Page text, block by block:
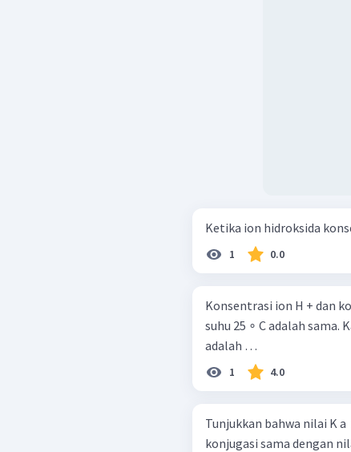
Ketika ion hidroksida
1 0.0
Konsentrasi ion H + dan
suhu 25 ∘ C adalah sama.
adalah …
1 4.0
Tunjukkan bahwa nilai K a
konjugasi sama dengan